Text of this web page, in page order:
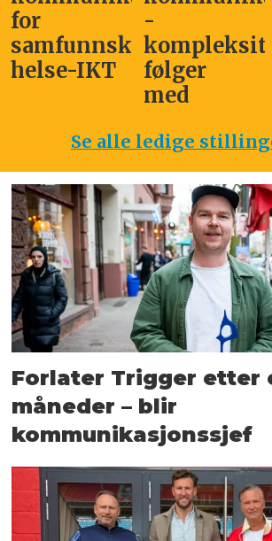
for
samfunnskritisk
helse-IKT
-
følger
med
Se alle ledige
Forlater Trigger etter
måneder – blir
kommunikasjonssjef